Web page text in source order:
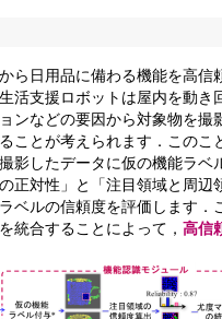
から日用品に備わる機能を高信
活支援ロボットは屋内を動き
ンなどの要因から対象物を撮
ことが考えられます．このこ
影したデータに仮の機能ラベ
正対性」と「注目領域と周辺
ベルの信頼度を評価します．
統合することによって， 高信